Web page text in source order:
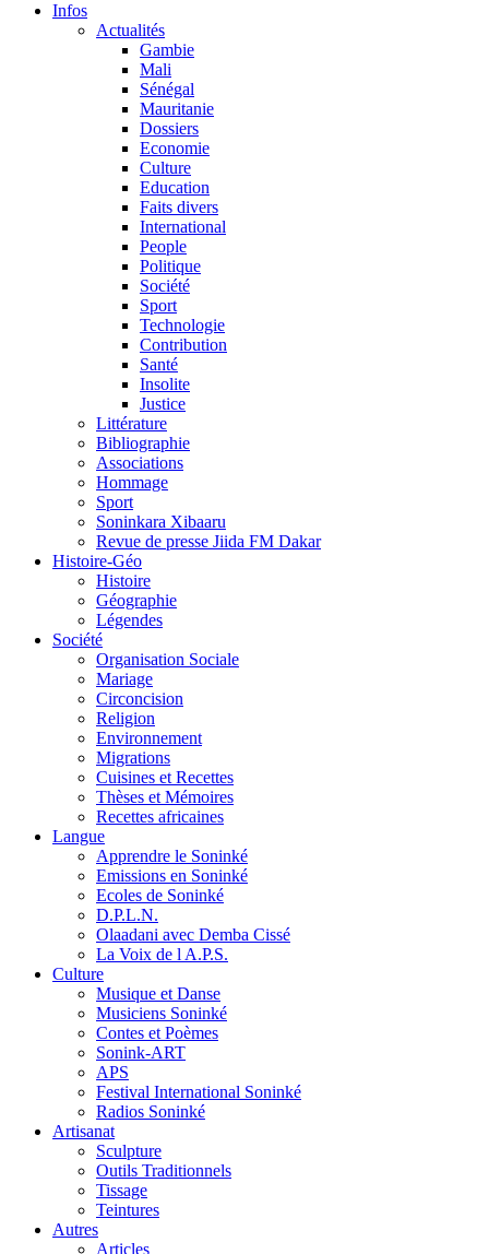
Infos
Actualités
Gambie
Mali
Sénégal
Mauritanie
Dossiers
Economie
Culture
Education
Faits divers
International
People
Politique
Société
Sport
Technologie
Contribution
Santé
Insolite
Justice
Littérature
Bibliographie
Associations
Hommage
Sport
Soninkara Xibaaru
Revue de presse Jiida FM Dakar
Histoire-Géo
Histoire
Géographie
Légendes
Société
Organisation Sociale
Mariage
Circoncision
Religion
Environnement
Migrations
Cuisines et Recettes
Thèses et Mémoires
Recettes africaines
Langue
Apprendre le Soninké
Emissions en Soninké
Ecoles de Soninké
D.P.L.N.
Olaadani avec Demba Cissé
La Voix de l A.P.S.
Culture
Musique et Danse
Musiciens Soninké
Contes et Poèmes
Sonink-ART
APS
Festival International Soninké
Radios Soninké
Artisanat
Sculpture
Outils Traditionnels
Tissage
Teintures
Autres
Articles